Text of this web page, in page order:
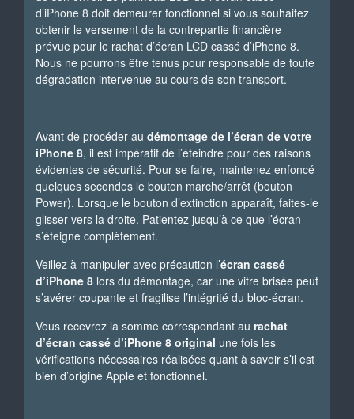
d’iPhone 8 doit demeurer fonctionnel si vous souhaitez
obtenir le versement de la contrepartie financière
prévue pour le rachat d’écran LCD cassé d’iPhone 8.
Nous ne pourrons être tenus pour responsable de toute
dégradation intervenue au cours de son transport.
Avant de procéder au démontage de l’écran de votre
iPhone 8, il est impératif de l’éteindre pour des raisons
évidentes de sécurité. Pour se faire, maintenez enfoncé
quelques secondes le bouton marche/arrêt (bouton
Power). Lorsque le bouton d’extinction apparaît, faites-le
glisser vers la droite. Patientez jusqu’à ce que l’écran
s’éteigne complètement.
Veillez à manipuler avec précaution l’écran cassé
d’iPhone 8 lors du démontage, car une vitre brisée peut
s’avérer coupante et fragilise l’intégrité du bloc-écran.
Vous recevrez la somme correspondant au rachat
d’écran cassé d’iPhone 8 original une fois les
vérifications nécessaires réalisées quant à savoir s’il est
bien d’origine Apple et fonctionnel.